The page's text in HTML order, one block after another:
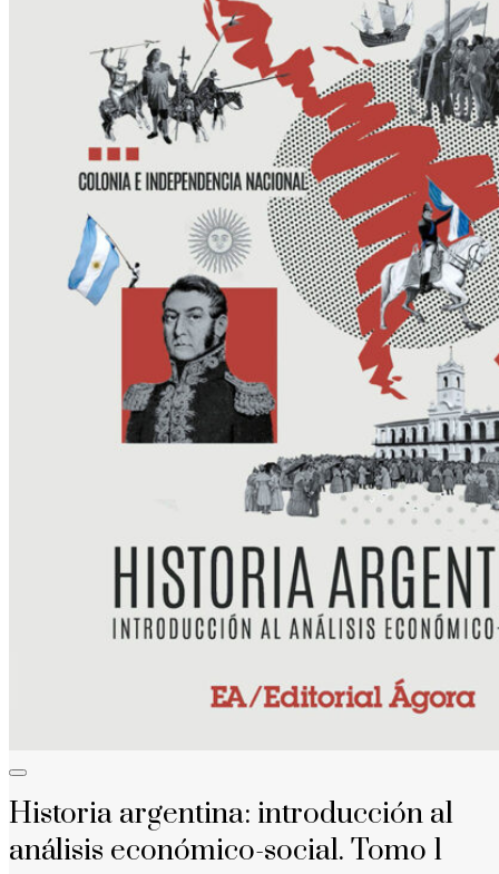
Historia argentina: introducción al
análisis económico-social. Tomo 1